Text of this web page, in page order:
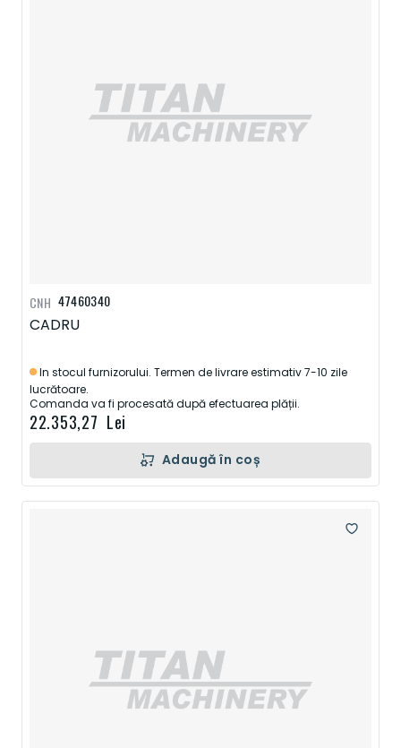
47460340
CADRU
In stocul furnizorului. Termen de livrare estimativ 7-10 zile
lucrătoare.
Comanda va fi procesată după efectuarea plății.
22.353,27 Lei
CNH
Adaugă în coș